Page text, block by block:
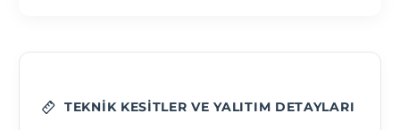
TEKNIK KESITLER VE YALITIM DETAYLARI